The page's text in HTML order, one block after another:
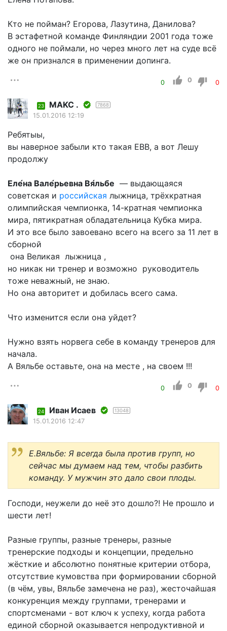
Кто не пойман? Егорова, Лазутина, Данилова?
В эстафетной команде Финляндии 2001 года тоже
одного не поймали, но через много лет на суде всё
же он признался в применении допинга.
0 0 0
23 MAKC . 7868
15.01.2016 12:19
Ребятыы,
вы наверное забыли кто такая ЕВВ, а вот Лешу
продолжу
Еле́на Вале́рьевна Вя́льбе — выдающаяся
советская и российская лыжница, трёхкратная
олимпийская чемпионка, 14-кратная чемпионка
мира, пятикратная обладательница Кубка мира.
И это все было завоевано всего на всего за 11 лет в
сборной
она Великая лыжница ,
но никак ни тренер и возможно руководитель
тоже неважный, не знаю.
Но она авторитет и добилась всего сама.
Что изменится если она уйдет?
Нужно взять норвега себе в команду тренеров для
начала.
А Вяльбе оставьте, она на месте , на своем !!!
0 0 0
24 Иван Исаев 13048
15.01.2016 12:47
Е.Вяльбе: Я всегда была против групп, но
сейчас мы думаем над тем, чтобы разбить
команду. У мужчин это дало свои плоды.
Господи, неужели до неё это дошло?! Не прошло и
шести лет!
Разные группы, разные тренеры, разные
тренерские подходы и концепции, предельно
жёсткие и абсолютно понятные критерии отбора,
отсутствие кумовства при формировании сборной
(в чём, увы, Вяльбе замечена не раз), жесточайшая
конкуренция между группами, тренерами и
спортсменами - вот ключ к успеху, когда работа
единой сборной оказывается непродуктивной и